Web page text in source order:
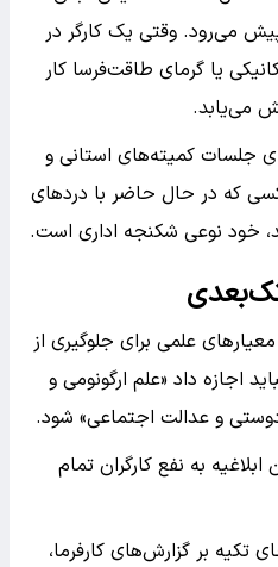
پیش می‌رود. وقتی یک کارگر در
یا گرمای طاقت‌فرسا کار
می‌یابد.
جلسات کمیته‌های استانی و
که در حال حاضر با دردهای
خود نوعی شکنجه اداری است.
علمی برای جلوگیری از
اجازه داد «علم ارگونومی و
و عدالت اجتماعی» شود.
ابلاغیه به نفع کارگران تمام
تکیه بر گزارش‌های کارفرما،